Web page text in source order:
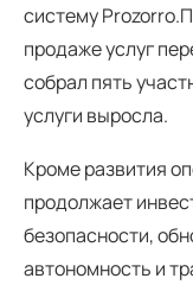
систему
продаже услуг
собрал пять
услуги выросла.
Кроме развития
продолжает
безопасности,
автономность и